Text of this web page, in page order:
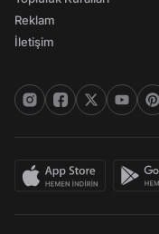
Reklam
İletişim